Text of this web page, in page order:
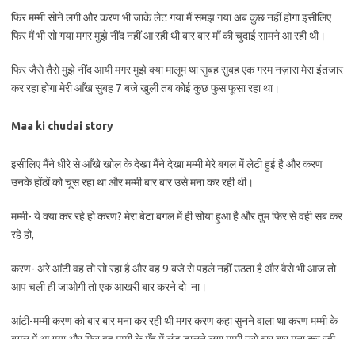
फिर मम्मी सोने लगी और करण भी जाके लेट गया मैं समझ गया अब कुछ नहीं होगा इसीलिए
फिर मैं भी सो गया मगर मुझे नींद नहीं आ रही थी बार बार माँ की चुदाई सामने आ रही थी।
फिर जैसे तैसे मुझे नींद आयी मगर मुझे क्या मालूम था सुबह सुबह एक गरम नज़ारा मेरा इंतजार
कर रहा होगा मेरी आँख सुबह 7 बजे खुली तब कोई कुछ फुस फूसा रहा था।
Maa ki chudai story
इसीलिए मैंने धीरे से आँखे खोल के देखा मैंने देखा मम्मी मेरे बगल में लेटी हुई है और करण
उनके होंठों को चूस रहा था और मम्मी बार बार उसे मना कर रही थी।
मम्मी- ये क्या कर रहे हो करण? मेरा बेटा बगल में ही सोया हुआ है और तुम फिर से वही सब कर
रहे हो,
करण- अरे आंटी वह तो सो रहा है और वह 9 बजे से पहले नहीं उठता है और वैसे भी आज तो
आप चली ही जाओगी तो एक आखरी बार करने दो ना।
आंटी-मम्मी करण को बार बार मना कर रही थी मगर करण कहा सुनने वाला था करण मम्मी के